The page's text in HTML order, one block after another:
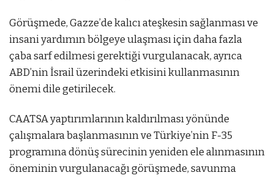
Görüşmede, Gazze’de kalıcı ateşkesin sağlanması ve
insani yardımın bölgeye ulaşması için daha fazla
çaba sarf edilmesi gerektiği vurgulanacak, ayrıca
ABD’nin İsrail üzerindeki etkisini kullanmasının
önemi dile getirilecek.
CAATSA yaptırımlarının kaldırılması yönünde
çalışmalara başlanmasının ve Türkiye’nin F-35
programına dönüş sürecinin yeniden ele alınmasının
öneminin vurgulanacağı görüşmede, savunma